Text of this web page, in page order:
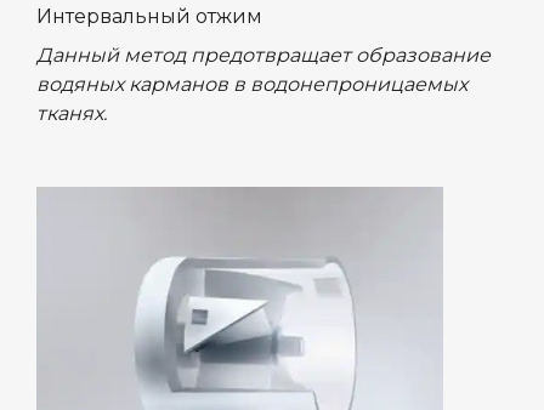
Интервальный отжим
Данный метод предотвращает образование
водяных карманов в водонепроницаемых
тканях.